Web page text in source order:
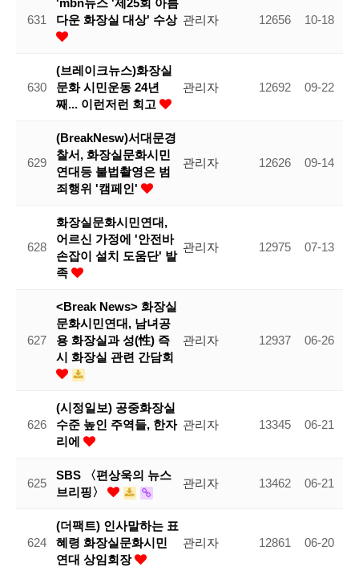
631
'mbn뉴스 '제25회 아름
다운 화장실 대상' 수상 관리자 12656 10-18
630
(브레이크뉴스)화장실
문화 시민운동 24년
째... 이런저런 회고
관리자 12692 09-22
629
(BreakNesw)서대문경
찰서, 화장실문화시민
연대등 불법촬영은 범
죄행위 '캠페인'
관리자 12626 09-14
628
화장실문화시민연대,
어르신 가정에 '안전바
손잡이 설치 도움단' 발
족
관리자 12975 07-13
627
<Break News> 화장실
문화시민연대, 남녀공
용 화장실과 성(性) 즉
시 화장실 관련 간담회
관리자 12937 06-26
626
(시정일보) 공중화장실
수준 높인 주역들, 한자
리에
관리자 13345 06-21
625
SBS 〈편상욱의 뉴스
브리핑〉
관리자 13462 06-21
624
(더팩트) 인사말하는 표
혜령 화장실문화시민
연대 상임회장
관리자 12861 06-20